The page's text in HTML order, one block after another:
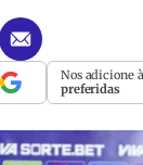
Nos adicione
preferidas